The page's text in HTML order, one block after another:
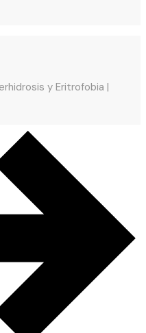
y Eritrofobia |